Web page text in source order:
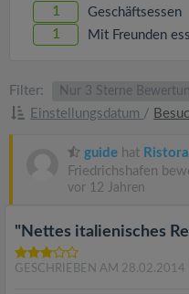
1 Geschäftsessen
1 Mit Freunden
Filter: Nur 3 Sterne
Einstellungsdatum /
guide hat
Friedrichshafen
vor 12 Jahren
"Nettes italienisches
GESCHRIEBEN AM 28.02.2014